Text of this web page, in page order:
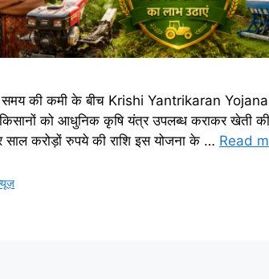
की कमी के बीच Krishi Yantrikaran Yojana
को आधुनिक कृषि यंत्र उपलब्ध कराकर खेती
साल करोड़ों रुपये की राशि इस योजना के … Read